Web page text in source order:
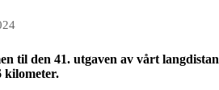
til den 41. utgaven av vårt
kilometer.